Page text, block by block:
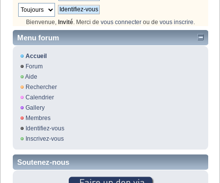
Bienvenue, Invité . Merci de vous connecter ou de vous inscrire
Menu forum
Accueil
Forum
Aide
Rechercher
Calendrier
Gallery
Membres
Identifiez-vous
Inscrivez-vous
Soutenez-nous